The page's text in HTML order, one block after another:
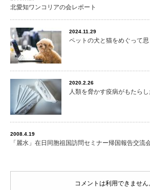
北愛知ワンコリアの会レポート
2024.11.29
ペットの犬と猫をめぐって思
2020.2.26
人類を脅かす疫病がもたら
2008.4.19
「麗水」在日同胞祖国訪問セミナー帰国報告交流
コメントは利用できません